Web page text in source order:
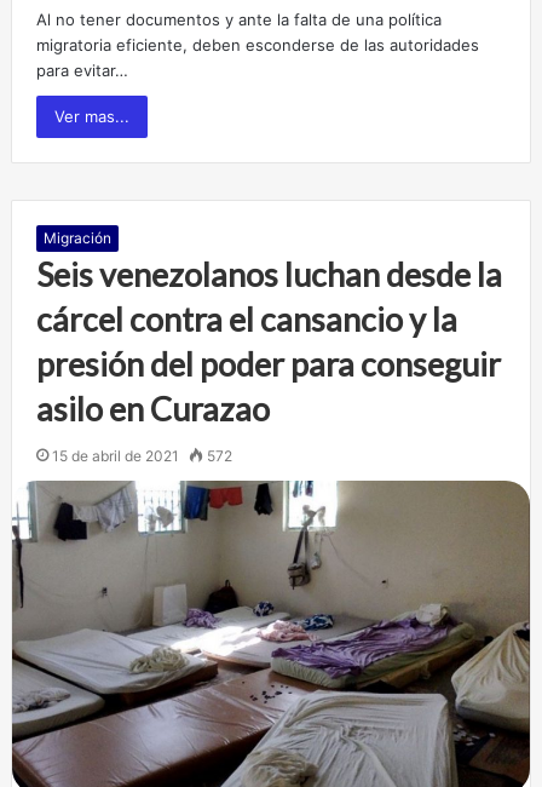
Al no tener documentos y ante la falta de una política
migratoria eficiente, deben esconderse de las autoridades
para evitar…
Ver mas...
Migración
Seis venezolanos luchan desde la
cárcel contra el cansancio y la
presión del poder para conseguir
asilo en Curazao
15 de abril de 2021 572